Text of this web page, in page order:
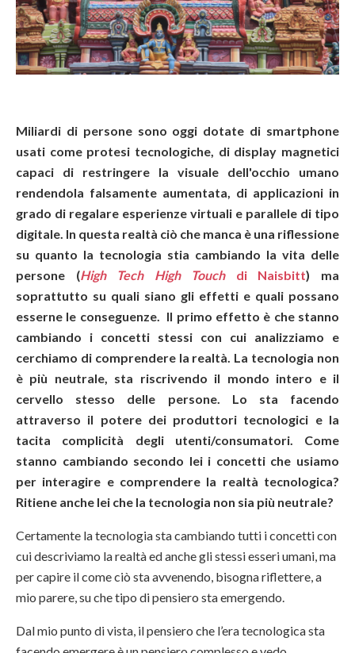
Miliardi di persone sono oggi dotate di smartphone
usati come protesi tecnologiche, di display magnetici
capaci di restringere la visuale dell'occhio umano
rendendola falsamente aumentata, di applicazioni in
grado di regalare esperienze virtuali e parallele di tipo
digitale. In questa realtà ciò che manca è una riflessione
su quanto la tecnologia stia cambiando la vita delle
persone (High Tech High Touchdi Naisbitt) ma
soprattutto su quali siano gli effetti e quali possano
esserne le conseguenze. Il primo effetto è che stanno
cambiando i concetti stessi con cui analizziamo e
cerchiamo di comprendere la realtà. La tecnologia non
è più neutrale, sta riscrivendo il mondo intero e il
cervello stesso delle persone. Lo sta facendo
attraverso il potere dei produttori tecnologici e la
tacita complicità degli utenti/consumatori. Come
stanno cambiando secondo lei i concetti che usiamo
per interagire e comprendere la realtà tecnologica?
Ritiene anche lei che la tecnologia non sia più neutrale?
Certamente la tecnologia sta cambiando tutti i concetti con
cui descriviamo la realtà ed anche gli stessi esseri umani, ma
per capire il come ciò sta avvenendo, bisogna riflettere, a
mio parere, su che tipo di pensiero sta emergendo.
Dal mio punto di vista, il pensiero che l’era tecnologica sta